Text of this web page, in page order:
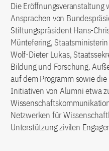
Die Eröffnungsveranstaltung
Ansprachen von
Stiftungspräsident Hans-
Müntefering,
Wolf-Dieter Lukas,
Bildung und Forschung.
auf dem Programm sowie
Initiativen von Alumni etwa
Netzwerken für
Unterstützung zivilen